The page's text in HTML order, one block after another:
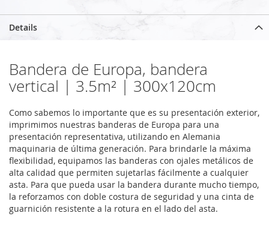
Details
Bandera de Europa, bandera
vertical | 3.5m² | 300x120cm
Como sabemos lo importante que es su presentación exterior,
imprimimos nuestras banderas de Europa para una
presentación representativa, utilizando en Alemania
maquinaria de última generación. Para brindarle la máxima
flexibilidad, equipamos las banderas con ojales metálicos de
alta calidad que permiten sujetarlas fácilmente a cualquier
asta. Para que pueda usar la bandera durante mucho tiempo,
la reforzamos con doble costura de seguridad y una cinta de
guarnición resistente a la rotura en el lado del asta.